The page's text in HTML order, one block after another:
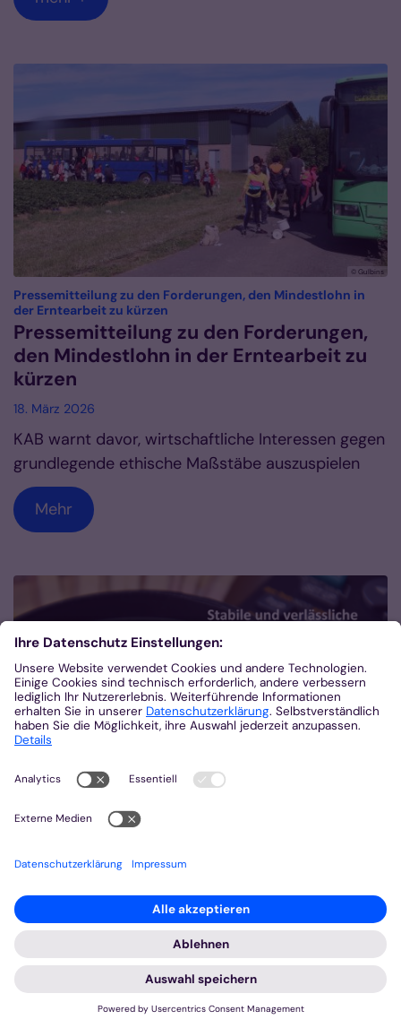
© Gulbins
Pressemitteilung zu den Forderungen, den Mindestlohn in
der Erntearbeit zu kürzen
Pressemitteilung zu den Forderungen,
den Mindestlohn in der Erntearbeit zu
kürzen
18. März 2026
KAB warnt davor, wirtschaftliche Interessen gegen
grundlegende ethische Maßstäbe auszuspielen
Mehr
KAB warnt vor Schwächung der gesetzlichen Rente
Rentenkommission
17. März 2026
Köln, 5. Februar 2026: Die Katholische
Arbeitnehmer-Bewegung (KAB) fordert eine
langfristige Stärkung der gesetzlichen
Rentenversicherung. In einem offenen Brief an die